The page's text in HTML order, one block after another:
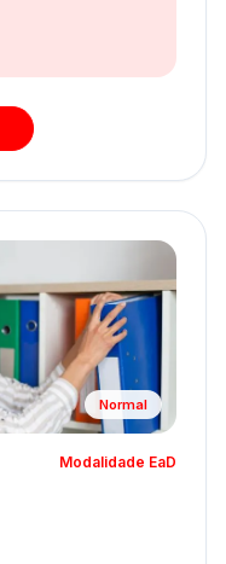
Normal
Modalidade EaD